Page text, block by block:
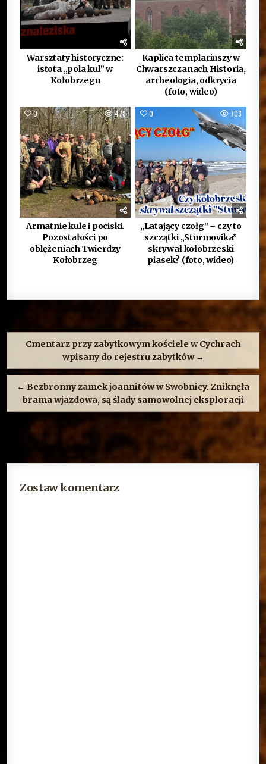
Warsztaty historyczne:
istota „pola kul” w
Kołobrzegu
Kaplica templariuszy w
Chwarszczanach Historia,
archeologia, odkrycia
(foto, wideo)
0 478
Armatnie kule i pociski.
Pozostałości po
oblężeniach Twierdzy
Kołobrzeg
0 703
„Latający czołg” – czy to
szczątki „Sturmovika”
skrywał kołobrzeski
piasek? (foto, wideo)
Nawigacja
wpisu
Cmentarz przy zabytkowym kościele w Cychrach
wpisany do rejestru zabytków →
← Bezbronny zamek joannitów w Swobnicy. Zniknęła
brama wjazdowa, są ślady samowolnej eksploracji
Zostaw komentarz